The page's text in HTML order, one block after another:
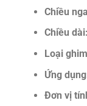
Chiều
Chiều dài:
Loại
Ứng
Đơn vị